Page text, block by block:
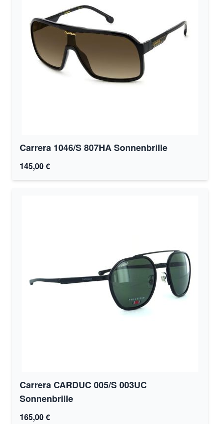
Carrera 1046/S 807HA Sonnenbrille
145,00 €
Carrera CARDUC 005/S 003UC
Sonnenbrille
165,00 €